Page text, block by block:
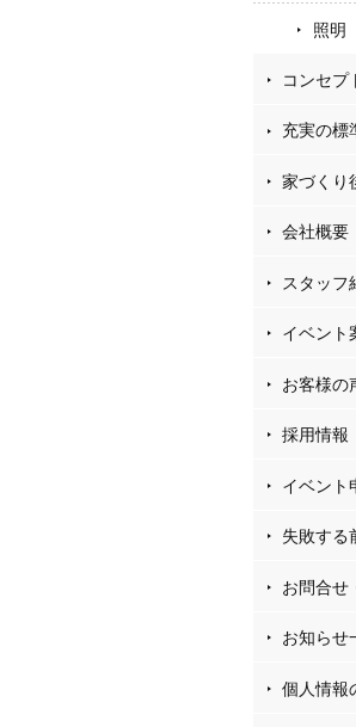
照明
コンセプ
充実の標
家づくり
会社概要
スタッフ
イベント
お客様の
採用情報
イベント
失敗する
お問合せ
お知らせ
個人情報